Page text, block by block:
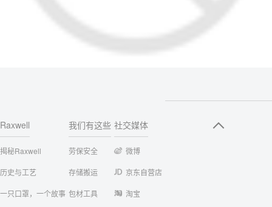
Raxwell
揭秘Raxwell
历史与工艺
一只口罩，一个故事
我们有这些
劳保安全
存储搬运
包材工具
社交媒体
微博
京东自营店
淘宝